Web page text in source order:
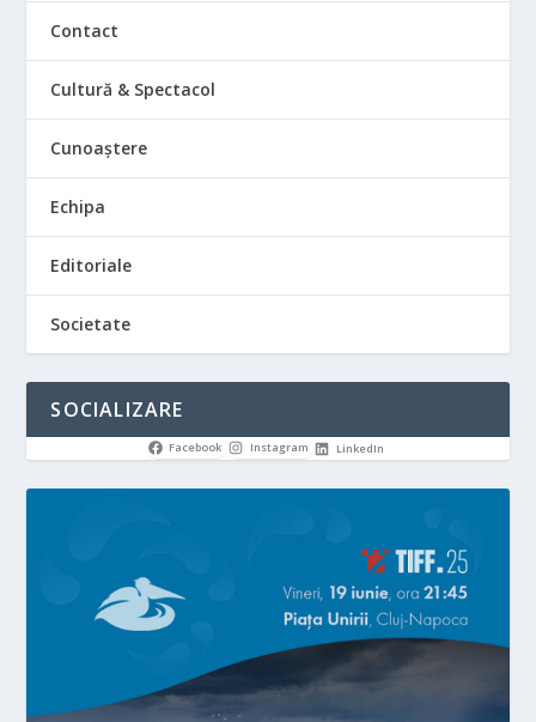
Contact
Cultură & Spectacol
Cunoaștere
Echipa
Editoriale
Societate
SOCIALIZARE
Facebook Instagram LinkedIn